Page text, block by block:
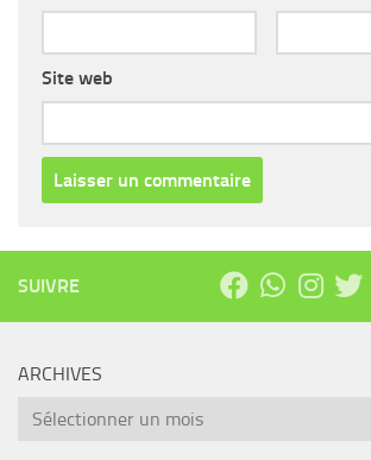
Site web
SUIVRE
ARCHIVES
Archives